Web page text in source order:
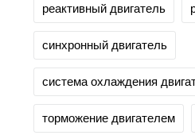
реактивный двигатель
синхронный двигатель
система охлаждения
торможение двигателем